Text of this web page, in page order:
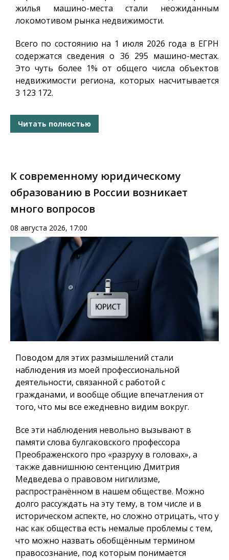
жилья машино-места стали неожиданным
локомотивом рынка недвижимости.
Всего по состоянию на 1 июля 2026 года в ЕГРН
содержатся сведения о 36 295 машино-местах.
Это чуть более 1% от общего числа объектов
недвижимости региона, которых насчитывается
3 123 172.
Читать полностью
К современному юридическому
образованию в России возникает
много вопросов
08 августа 2026, 17:00
Поводом для этих размышлений стали
наблюдения из моей профессиональной
деятельности, связанной с работой с
гражданами, и вообще общие впечатления от
того, что мы все ежедневно видим вокруг.
Все эти наблюдения невольно вызывают в
памяти слова булгаковского профессора
Преображенского про «разруху в головах», а
также давнишнюю сентенцию Дмитрия
Медведева о правовом нигилизме,
распространённом в нашем обществе. Можно
долго рассуждать на эту тему, в том числе и в
историческом аспекте, но сложно отрицать, что у
нас как общества есть немалые проблемы с тем,
что можно назвать обобщённым термином
правосознание, под которым понимается